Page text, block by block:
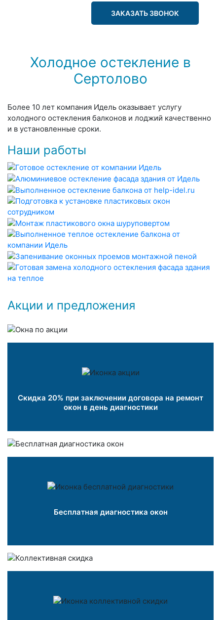
ЗАКАЗАТЬ ЗВОНОК
Холодное остекление в
Сертолово
Более 10 лет компания Идель оказывает услугу
холодного остекления балконов и лоджий качественно
и в установленные сроки.
Наши работы
Акции и предложения
Скидка 20% при заключении договора на ремонт
окон в день диагностики
Бесплатная диагностика окон